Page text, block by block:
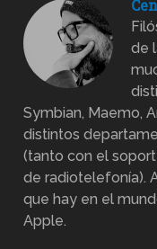
de
Symbian, Maemo,
distintos
(tanto con el
de radiotelefonía).
que hay en el
Apple.